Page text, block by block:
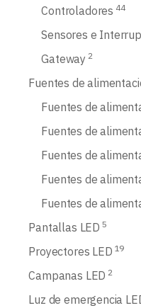
Controladores 44
Sensores e
Gateway 2
Fuentes de
Fuentes de
Fuentes de
Fuentes de
Fuentes de
Fuentes de
Pantallas LED 5
Proyectores LED 19
Campanas LED 2
Luz de emergencia